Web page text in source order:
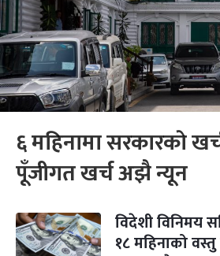
६ महिनामा सरकारकाे
पूँजीगत खर्च अझै न्यून
विदेशी विनिमय
१८ महिनाको